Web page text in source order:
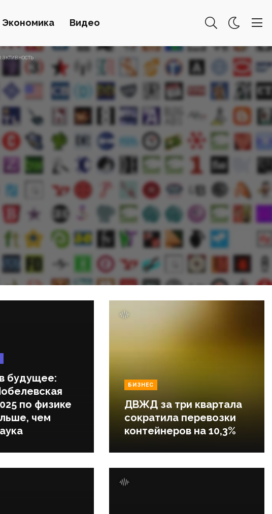
Экономика Видео
будущее:
по физике
чем
БИЗНЕС
ДВЖД за три квартала
сократила перевозки
контейнеров на 10,3%